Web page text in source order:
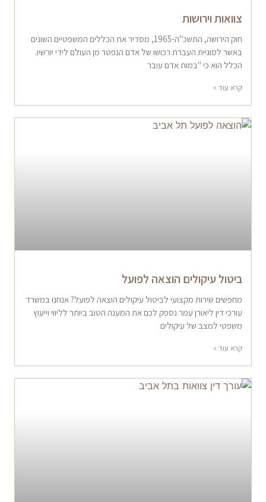
צוואות וירושות
חוק הירושה, התשכ"ה-1965, מסדיר את הכללים המשפטיים השונים
באשר לסוגיית העברת רכושו של אדם הנפטר מן העולם לידי יורשיו.
הכלל הוא כי "במות אדם עובר
קרא עוד »
ביטול עיקולים הוצאה לפועל
מחפשים שירות מקצועי לביטול עיקולים הוצאה לפועל? אנחנו במשרד
עורכי דין ליאורן עמר נספק לכם את המענה הטוב ביותר לליווי וייעוץ
משפטי למצב של עיקולים
קרא עוד »